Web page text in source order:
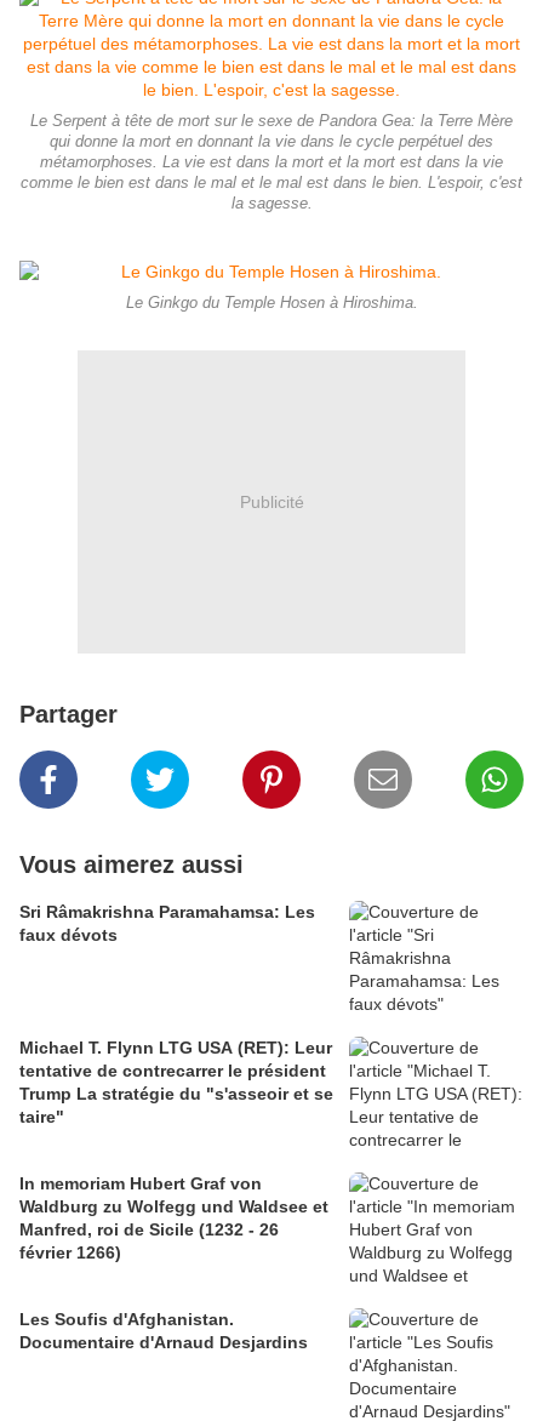
Le Serpent à tête de mort sur le sexe de Pandora Gea: la Terre Mère
qui donne la mort en donnant la vie dans le cycle perpétuel des
métamorphoses. La vie est dans la mort et la mort est dans la vie
comme le bien est dans le mal et le mal est dans le bien. L'espoir, c'est
la sagesse.
Le Ginkgo du Temple Hosen à Hiroshima.
Publicité
Partager
Vous aimerez aussi
Sri Râmakrishna Paramahamsa: Les
faux dévots
Michael T. Flynn LTG USA (RET): Leur
tentative de contrecarrer le président
Trump La stratégie du "s'asseoir et se
taire"
In memoriam Hubert Graf von
Waldburg zu Wolfegg und Waldsee et
Manfred, roi de Sicile (1232 - 26
février 1266)
Les Soufis d'Afghanistan.
Documentaire d'Arnaud Desjardins